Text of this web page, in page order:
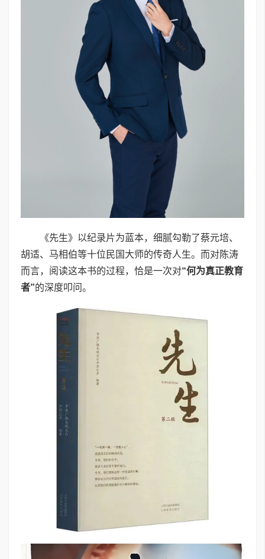
《先生》以纪录片为蓝本，细腻勾勒了蔡元培、
胡适、马相伯等十位民国大师的传奇人生。而对陈涛
而言，阅读这本书的过程，恰是一次对“何为真正教育
者”的深度叩问。